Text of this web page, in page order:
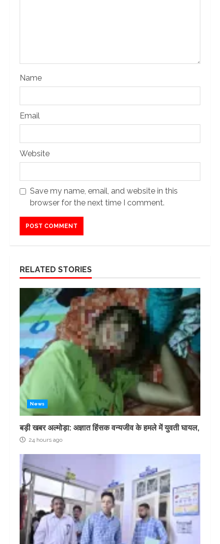
Name
Email
Website
Save my name, email, and website in this
browser for the next time I comment.
RELATED STORIES
News
बड़ी खबर अल्मोड़ा: अज्ञात हिंसक वन्यजीव के हमले में युवती घायल,
24 hours ago